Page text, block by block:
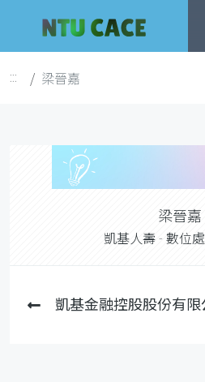
要
::: 梁晉嘉
梁晉嘉
凱基人壽 - 數位
凱基金融控股股份有限